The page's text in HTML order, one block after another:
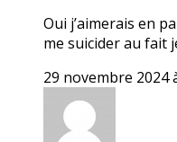
Oui j’aimerais en
me suicider au fait
29 novembre 2024